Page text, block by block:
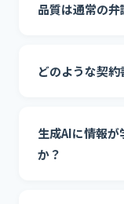
品質は通常の
どのような契
生成AIに情報
か？